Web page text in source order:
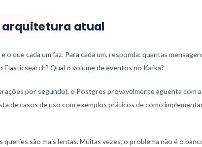
arquitetura atual
que cada um faz. Para cada um, responda: quantas
Qual o volume de eventos no Kafka?
por segundo), o Postgres provavelmente aguenta com a
de casos de uso com exemplos práticos de como
queries são mais lentas. Muitas vezes, o problema não é o